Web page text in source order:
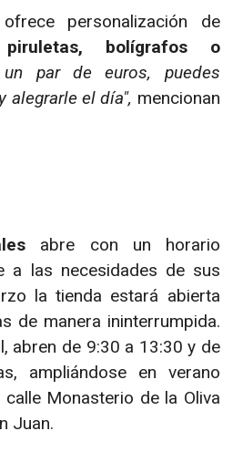
personalización de
bolígrafos o
un par de euros, puedes
alegrarle el día", mencionan
abre con un horario
a las necesidades de sus
la tienda estará abierta
de manera ininterrumpida.
abren de 9:30 a 13:30 y de
ampliándose en verano
Monasterio de la Oliva
Juan.